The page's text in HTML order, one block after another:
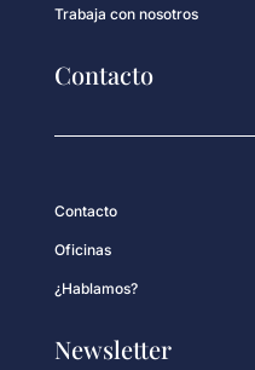
Trabaja con nosotros
Contacto
Contacto
Oficinas
¿Hablamos?
Newsletter